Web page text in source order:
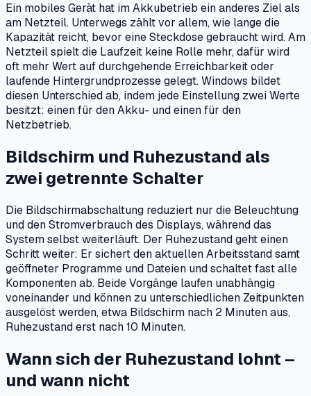
Ein mobiles Gerät hat im Akkubetrieb ein anderes Ziel als
am Netzteil. Unterwegs zählt vor allem, wie lange die
Kapazität reicht, bevor eine Steckdose gebraucht wird. Am
Netzteil spielt die Laufzeit keine Rolle mehr, dafür wird
oft mehr Wert auf durchgehende Erreichbarkeit oder
laufende Hintergrundprozesse gelegt. Windows bildet
diesen Unterschied ab, indem jede Einstellung zwei Werte
besitzt: einen für den Akku- und einen für den
Netzbetrieb.
Bildschirm und Ruhezustand als
zwei getrennte Schalter
Die Bildschirmabschaltung reduziert nur die Beleuchtung
und den Stromverbrauch des Displays, während das
System selbst weiterläuft. Der Ruhezustand geht einen
Schritt weiter: Er sichert den aktuellen Arbeitsstand samt
geöffneter Programme und Dateien und schaltet fast alle
Komponenten ab. Beide Vorgänge laufen unabhängig
voneinander und können zu unterschiedlichen Zeitpunkten
ausgelöst werden, etwa Bildschirm nach 2 Minuten aus,
Ruhezustand erst nach 10 Minuten.
Wann sich der Ruhezustand lohnt –
und wann nicht